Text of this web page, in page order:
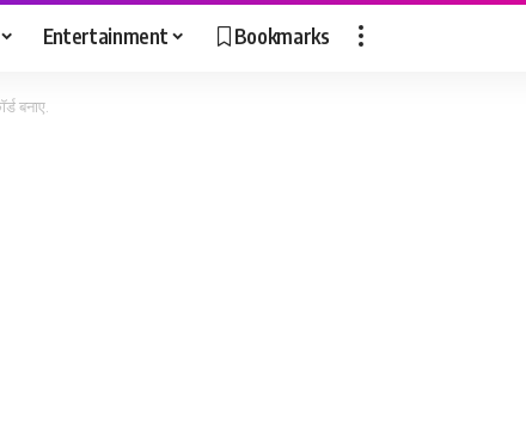
Entertainment Bookmarks
बनाए.